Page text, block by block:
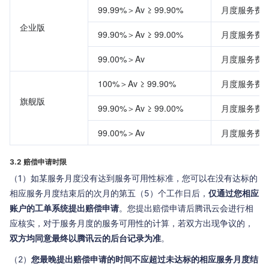
企业版
99.99%＞Av ≥ 99.90% 月度服务费
99.90%＞Av ≥ 99.00% 月度服务费
99.00%＞Av 月度服务费
旗舰版
100%＞Av ≥ 99.90% 月度服务费
99.90%＞Av ≥ 99.00% 月度服务费
99.00%＞Av 月度服务费
3.2 赔偿申请时限
（1）如某服务月度没有达到服务可用性标准，您可以在没有达标的
相应服务月度结束后的次月的第五（5）个工作日后， 仅通过您相应
账户的工单系统提出赔偿申请。您提出赔偿申请后腾讯云会进行相
应核实，对于服务月度的服务可用性的计算，若双方出现争议的，
双方均同意最终以腾讯云的后台记录为准。
（2） 您最晚提出赔偿申请的时间不应超过未达标的相应服务月度结